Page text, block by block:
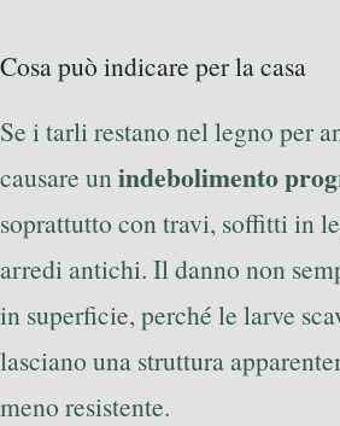
Cosa può indicare per la casa
Se i tarli restano nel legno per
causare unindebolimento
soprattutto con travi, soffitti in
arredi antichi. Il danno non
in superficie, perché le larve
lasciano una struttura
meno resistente.